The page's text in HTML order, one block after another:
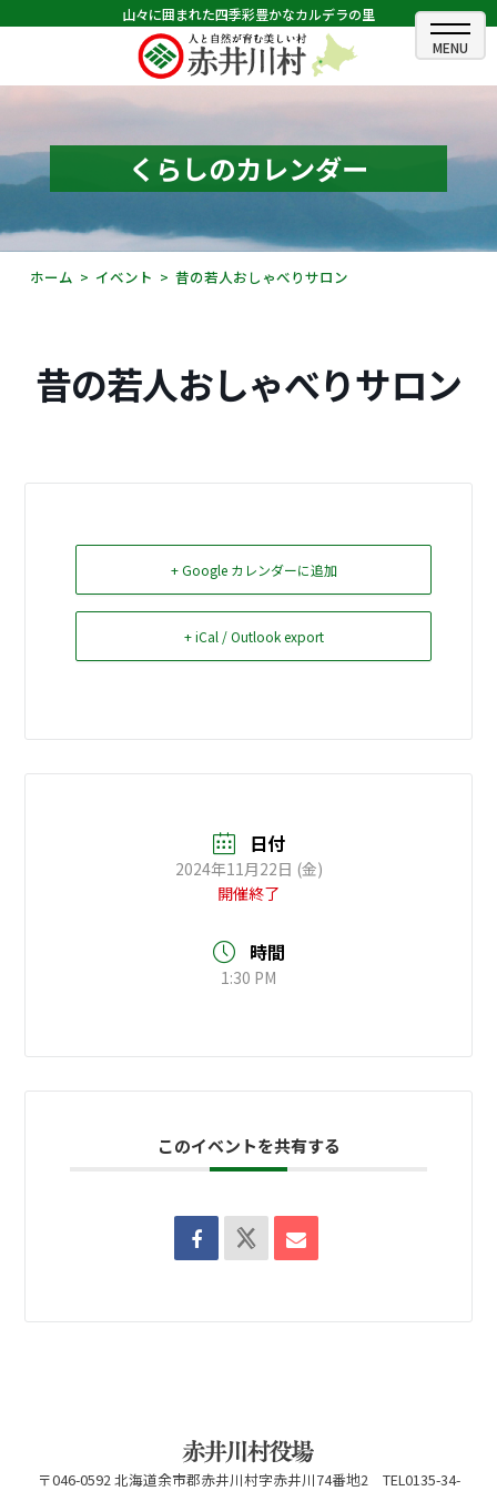
山々に囲まれた四季彩豊かなカルデラの里
ホーム
むらのできごと
むらのプロフィール
くらしの情報
観光・イベント情報
Select Language▼
くらしのカレンダー
ホーム イベント 昔の若人おしゃべりサロン
昔の若人おしゃべりサロン
+ Google カレンダーに追加
+ iCal / Outlook export
日付
2024年11月22日 (金)
開催終了
時間
1:30 PM
このイベントを共有する
〒046-0592 北海道余市郡赤井川村字赤井川74番地2 TEL0135-34-